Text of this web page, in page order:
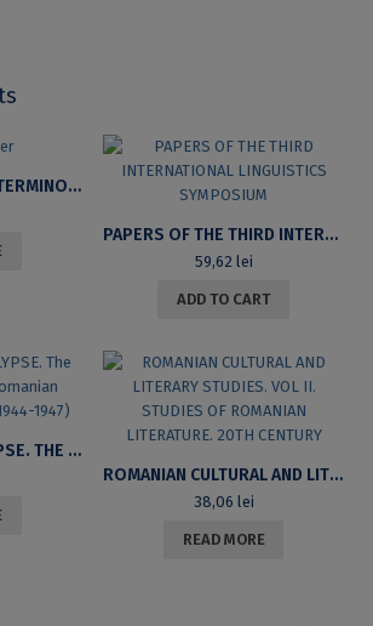
TERMINOLOGY AND TERMINOLOGIES
PAPERS OF THE THIRD INTERNATIONAL LINGUISTICS SYMPOSIUM
59,62 lei
ADD TO CART
LYRICS OF APOCALYPSE. THE CULTURAL BATTLE IN ROMANIAN LITERARY MAGAZINES (1944-1947)
ROMANIAN CULTURAL AND LITERARY STUDIES. VOL II. STUDIES OF ROMANIAN LITERATURE. 20TH CENTURY
38,06 lei
READ MORE